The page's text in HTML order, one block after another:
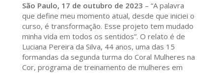
São Paulo, 17 de outubro de 2023 – “A palavra
que define meu momento atual, desde que iniciei o
curso, é transformação. Esse projeto tem mudado
minha vida em todos os sentidos”. O relato é de
Luciana Pereira da Silva, 44 anos, uma das 15
formandas da segunda turma do Coral Mulheres na
Cor, programa de treinamento de mulheres em